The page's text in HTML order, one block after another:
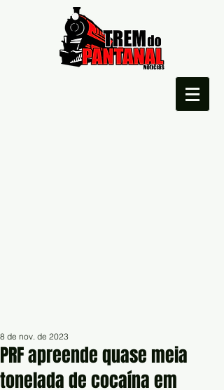
PRF apreende quase meia
tonelada de cocaína em
8 de nov. de 2023